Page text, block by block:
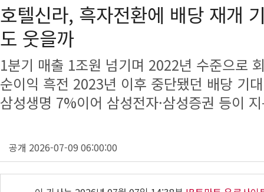
호텔신라, 흑자전환에 배당 재개
도 웃을까
1분기 매출 1조원 넘기며 2022년 수준으로
순이익 흑전 2023년 이후 중단됐던 배당 기
삼성생명 7%이어 삼성전자·삼성증권 등이
공개 2026-07-09 06:00:00